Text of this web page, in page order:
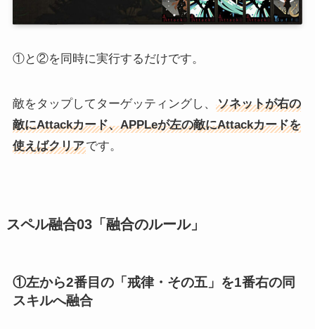
①と②を同時に実行するだけです。
敵をタップしてターゲッティングし、
ソネットが右の
敵にAttackカード、APPLeが左の敵にAttackカードを
使えばクリアです。
スペル融合03「融合のルール」
①左から2番目の「戒律・その五」を1番右の同
スキルへ融合